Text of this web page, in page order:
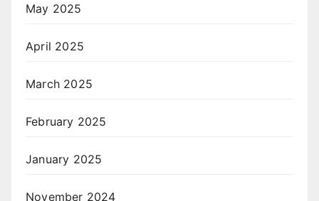
May 2025
April 2025
March 2025
February 2025
January 2025
November 2024